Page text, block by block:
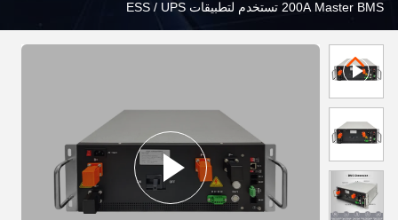
200A Master BMS تستخدم لتطبيقات ESS / UPS